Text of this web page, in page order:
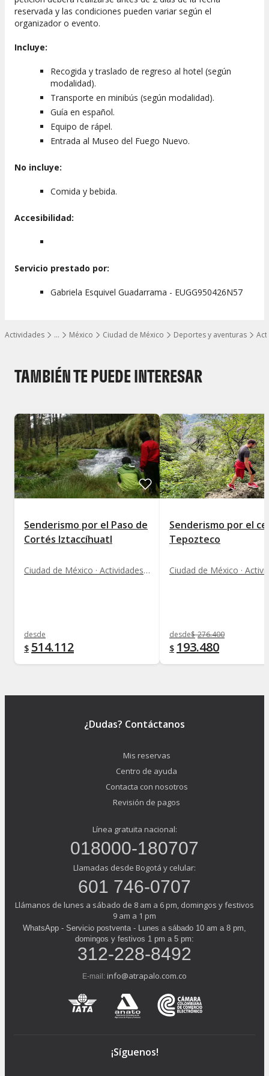
…
Mostrar todos los niveles
Actividades México Ciudad de México Deportes y aventuras
reservada y las condiciones pueden variar según el
organizador o evento.
Incluye:
Recogida y traslado de regreso al hotel (según
modalidad).
Transporte en minibús (según modalidad).
Guía en español.
Equipo de rápel.
Entrada al Museo del Fuego Nuevo.
No incluye:
Comida y bebida.
Accesibilidad:
Servicio prestado por:
Gabriela Esquivel Guadarrama - EUGG950426N57
TAMBIÉN TE PUEDE INTERESAR
Senderismo por el Paso de
Cortés Iztaccíhuatl
Ciudad de México · Actividades de Montaña
desde
$ 514.112
Senderismo por el
Tepozteco
desde$ 276.400
$ 193.480
¿Dudas? Contáctanos
Mis reservas
Centro de ayuda
Contacta con nosotros
Revisión de pagos
Línea gratuita nacional:
018000-180707
Llamadas desde Bogotá y celular:
601 746-0707
Llámanos de lunes a sábado de 8 am a 6 pm, domingos y festivos
9 am a 1 pm
WhatsApp - Servicio postventa - Lunes a sábado 10 am a 8 pm,
domingos y festivos 1 pm a 5 pm:
312-228-8492
E-mail: info@atrapalo.com.co
¡Síguenos!